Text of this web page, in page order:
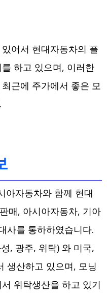
어서 현대자동차의 플
하고 있으며, 이러한
근에 주가에서 좋은 모
아자동차와 함께 현대
매, 아시아자동차, 기아
사를 통하하였습니다.
, 광주, 위탁) 와 미국,
생산하고 있으며, 모닝
위탁생산을 하고 있기